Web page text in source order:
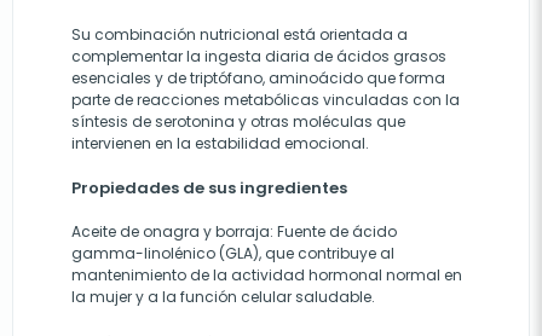
Su combinación nutricional está orientada a
complementar la ingesta diaria de ácidos grasos
esenciales y de triptófano, aminoácido que forma
parte de reacciones metabólicas vinculadas con la
síntesis de serotonina y otras moléculas que
intervienen en la estabilidad emocional.
Propiedades de sus ingredientes
Aceite de onagra y borraja: Fuente de ácido
gamma-linolénico (GLA), que contribuye al
mantenimiento de la actividad hormonal normal en
la mujer y a la función celular saludable.